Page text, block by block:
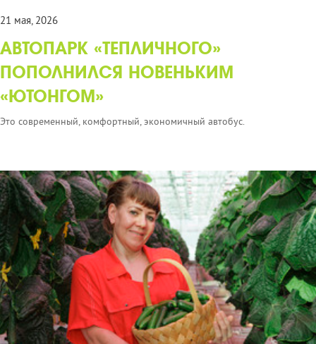
21 мая, 2026
АВТОПАРК «ТЕПЛИЧНОГО»
ПОПОЛНИЛСЯ НОВЕНЬКИМ
«ЮТОНГОМ»
Это современный, комфортный, экономичный автобус.